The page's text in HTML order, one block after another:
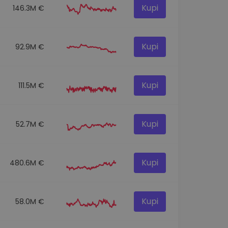
146.3M € Kupi
92.9M € Kupi
111.5M € Kupi
52.7M € Kupi
480.6M € Kupi
58.0M € Kupi